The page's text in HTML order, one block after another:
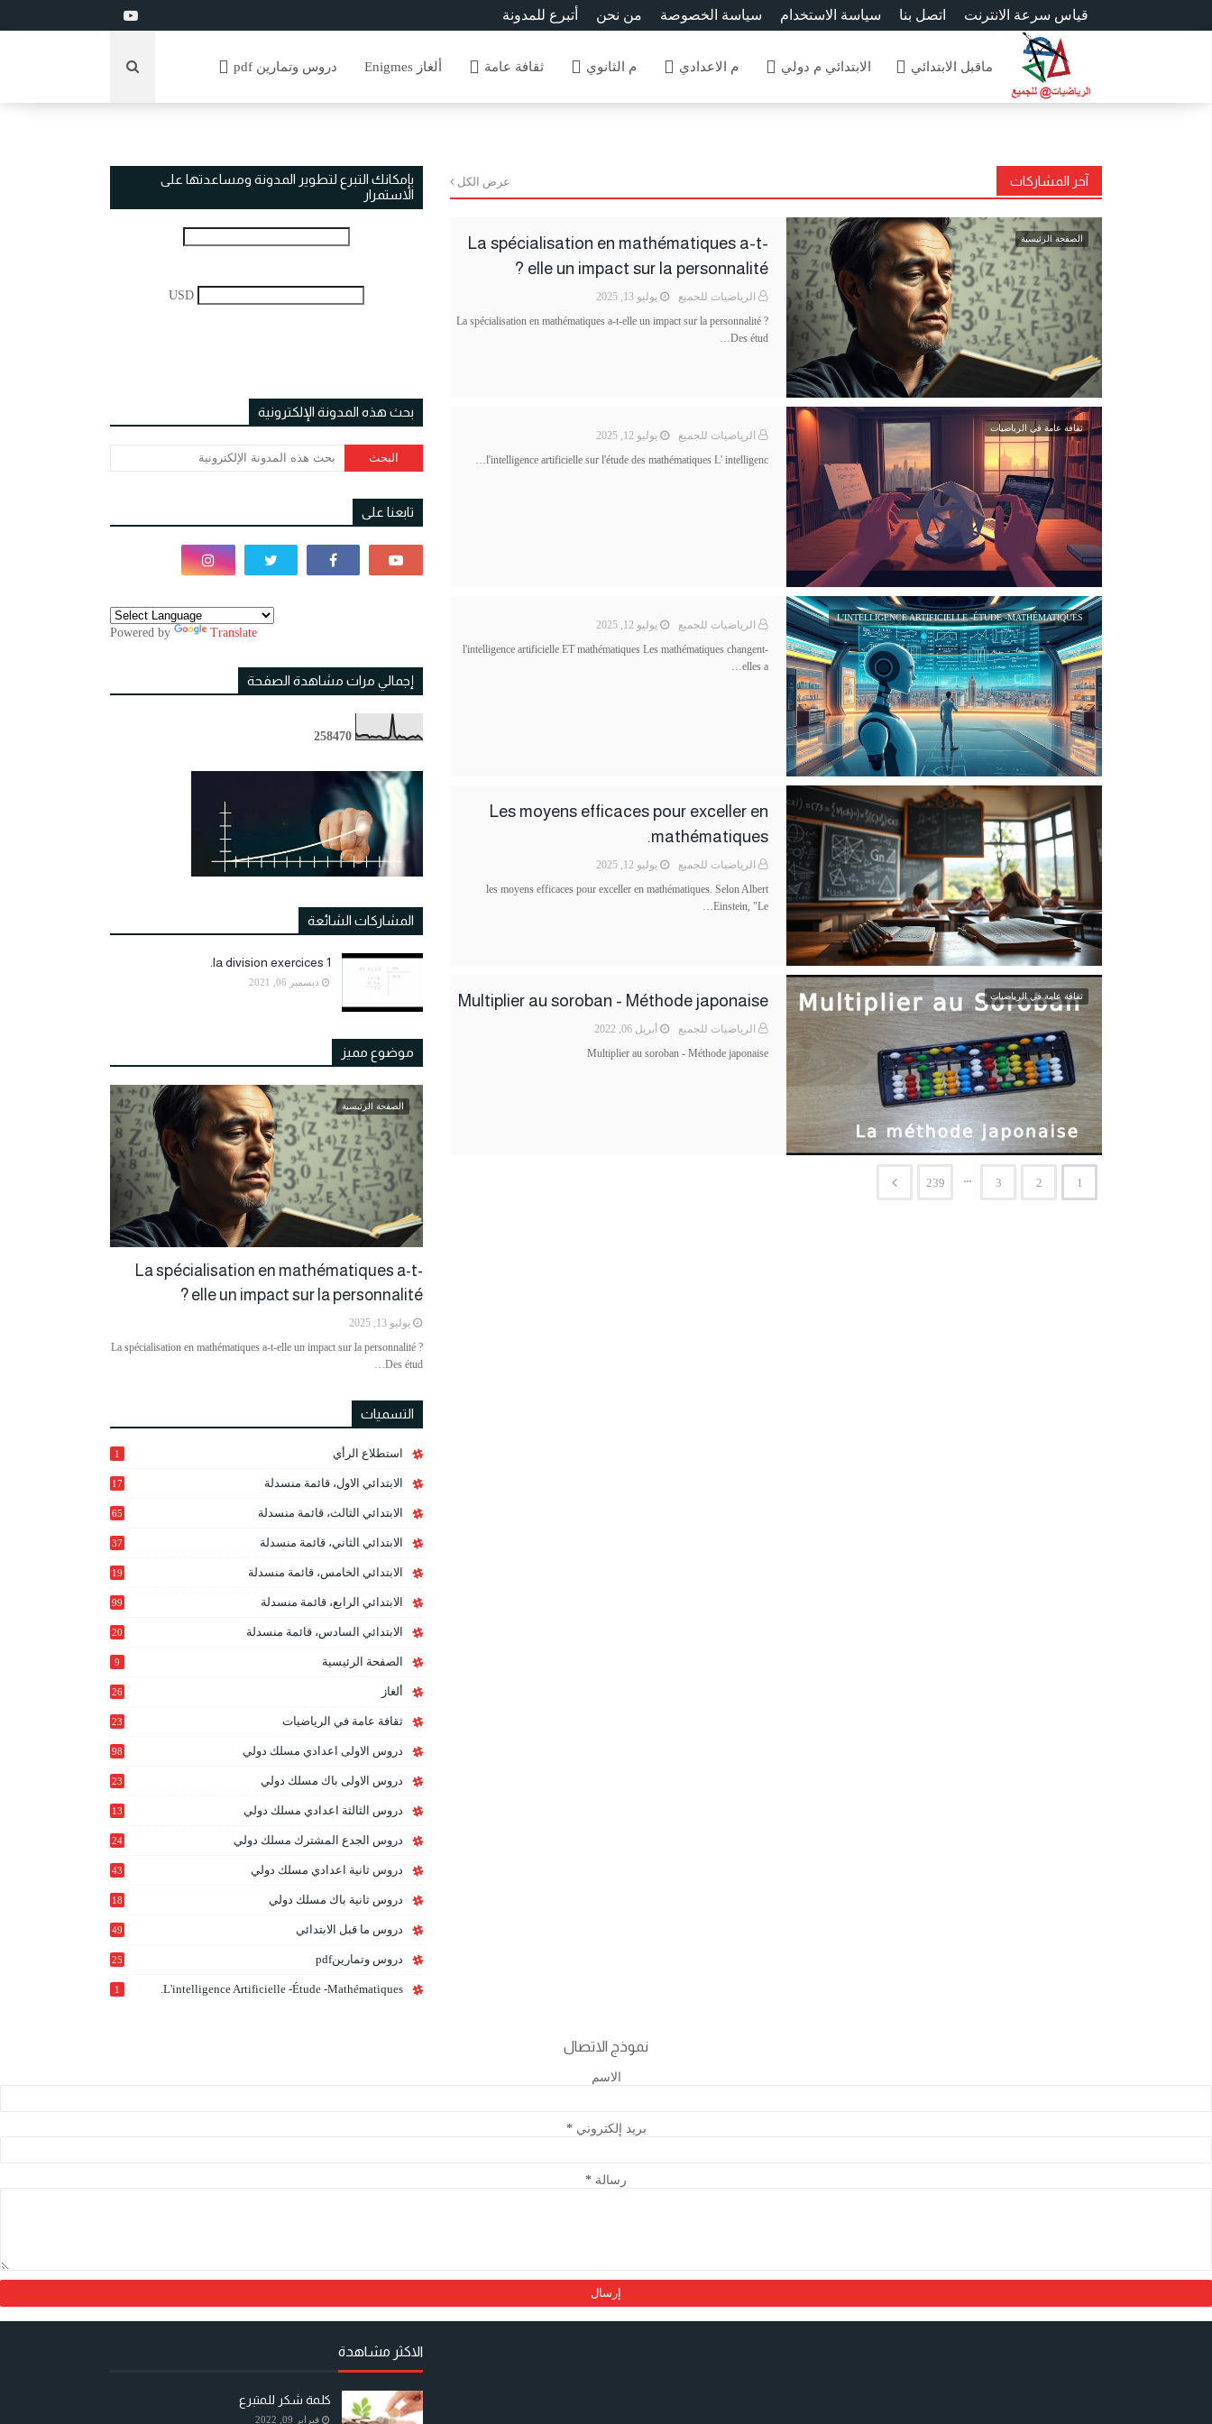
أتبرع للمدونة من نحن سياسة الخصوصة سياسة الاستخدام اتصل بنا قياس سرعة الانترنت
ماقبل الابتدائي الابتدائي م دولي م الاعدادي م الثانوي ثقافة عامة ألغاز Enigmes دروس وتمارين pdf
آخر المشاركات عرض الكل
الصفحة الرئيسية
La spécialisation en mathématiques a-t-
elle un impact sur la personnalité ?
الرياضيات للجميع
يوليو 13, 2025
La spécialisation en mathématiques a-t-elle un impact sur la personnalité ?
Des étud…
ثقافة عامة في الرياضيات
الرياضيات للجميع
يوليو 12, 2025
l'intelligence artificielle sur l'étude des mathématiques L' intelligenc…
L'INTELLIGENCE ARTIFICIELLE -ÉTUDE -MATHÉMATIQUES.
الرياضيات للجميع
يوليو 12, 2025
l'intelligence artificielle ET mathématiques Les mathématiques changent-
elles a…
Les moyens efficaces pour exceller en
mathématiques.
الرياضيات للجميع
يوليو 12, 2025
les moyens efficaces pour exceller en mathématiques. Selon Albert
Einstein, "Le…
ثقافة عامة في الرياضيات Multiplier au soroban - Méthode japonaise
الرياضيات للجميع
أبريل 06, 2022
Multiplier au soroban - Méthode japonaise
1
2
3
...
239
بإمكانك التبرع لتطوير المدونة ومساعدتها على
الاستمرار
USD
بحث هذه المدونة الإلكترونية
تابعنا على
Powered by Translate
إجمالي مرات مشاهدة الصفحة
258470
المشاركات الشائعة
la division exercices 1.
ديسمبر 06, 2021
موضوع مميز
الصفحة الرئيسية
La spécialisation en mathématiques a-t-
elle un impact sur la personnalité ?
يوليو 13, 2025
La spécialisation en mathématiques a-t-elle un impact sur la personnalité ?
Des étud…
التسميات
استطلاع الرأي 1
الابتدائي الاول، قائمة منسدلة 17
الابتدائي الثالث، قائمة منسدلة 65
الابتدائي الثاني، قائمة منسدلة 37
الابتدائي الخامس، قائمة منسدلة
19
الابتدائي الرابع، قائمة منسدلة 99
الابتدائي السادس، قائمة منسدلة
20
الصفحة الرئيسية 9
ألغاز 26
ثقافة عامة في الرياضيات 23
دروس الاولى اعدادي مسلك دولي 98
دروس الاولى باك مسلك دولي
23
دروس الثالثة اعدادي مسلك دولي
13
دروس الجدع المشترك مسلك دولي
24
دروس ثانية اعدادي مسلك دولي 43
دروس ثانية باك مسلك دولي
18
دروس ما قبل الابتدائي 49
دروس وتمارينpdf 25
L'intelligence Artificielle -étude -mathématiques.
1
نموذج الاتصال
الاسم
بريد إلكتروني*
رسالة *
الاكثر مشاهدة
كلمة شكر للمتبرع
فبراير 09, 2022